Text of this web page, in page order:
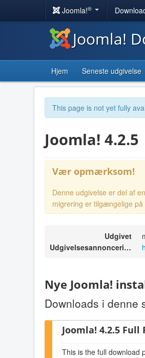
Joomla!®
Joomla!
Hjem Seneste udgivelse
This page is not yet fully
Joomla! 4.2.5
Vær opmærksom!
Denne udgivelse er del af
migrering er tilgængelige på
Udgivet
Udgivelsesannoncering
Nye Joomla!
Downloads i denne
Joomla! 4.2.5 Full
This is the full download